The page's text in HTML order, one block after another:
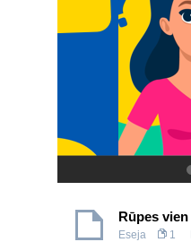
Rūpes vien
Eseja 1